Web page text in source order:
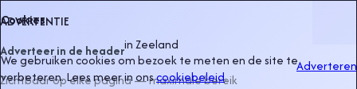
ADVERTENTIE
Adverteer in de headerinZeeland
Zichtbaar op elke pagina — maximale bereik
Adverteren
Cookies
We gebruiken cookies om bezoek te meten en de site te
verbeteren. Lees meer in onscookiebeleid.